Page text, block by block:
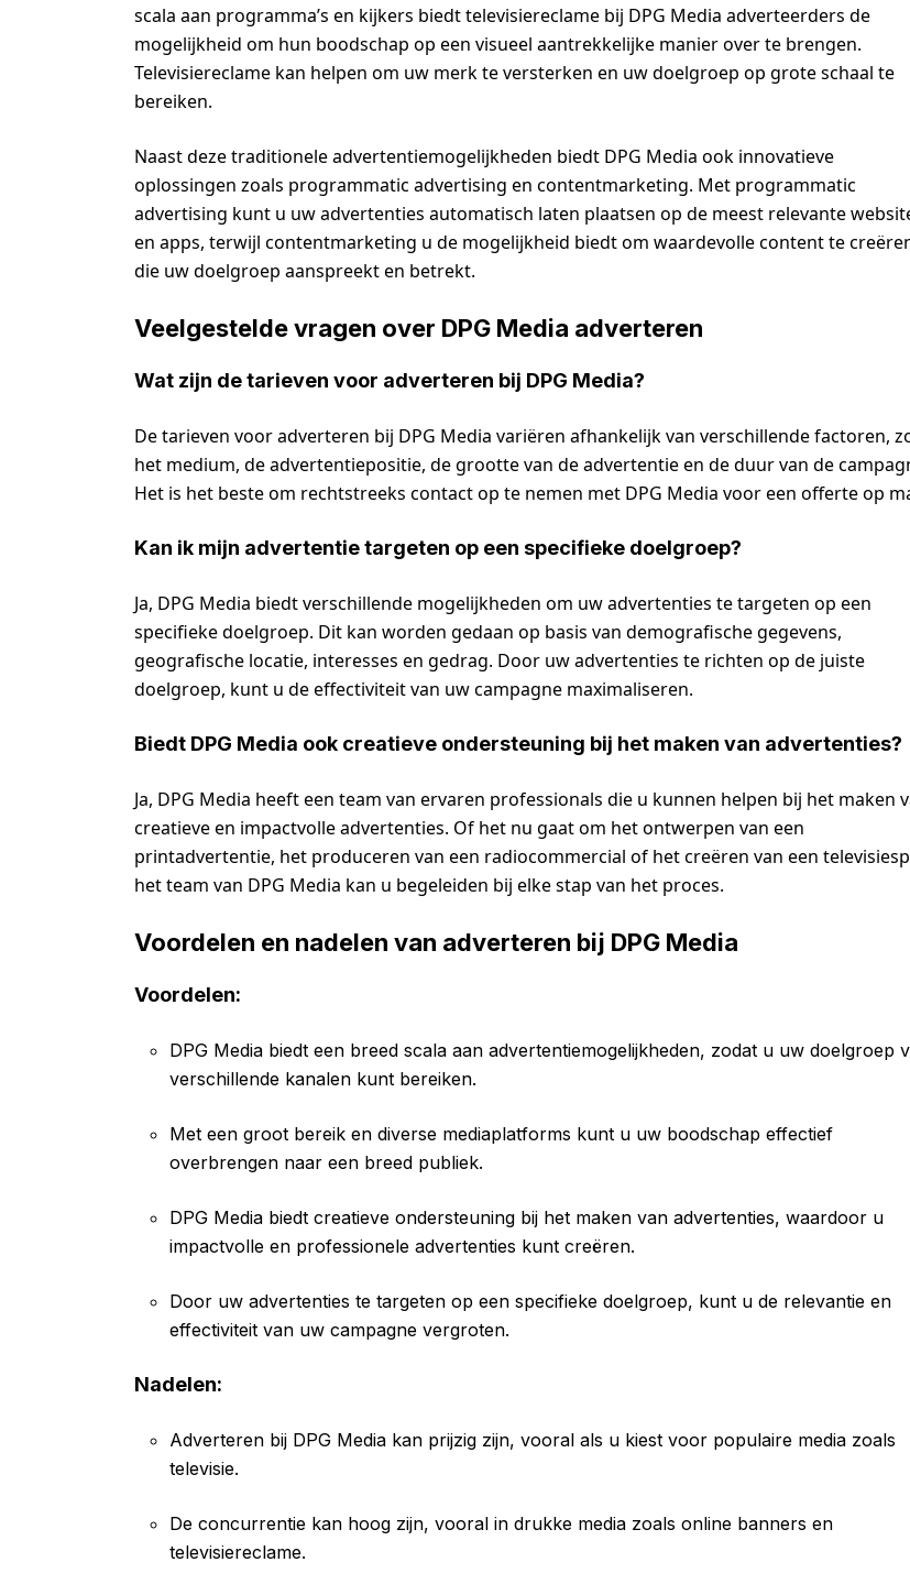
scala aan programma’s en kijkers biedt televisiereclame bij DPG Media adverteerders de
mogelijkheid om hun boodschap op een visueel aantrekkelijke manier over te brengen.
Televisiereclame kan helpen om uw merk te versterken en uw doelgroep op grote schaal te
bereiken.
Naast deze traditionele advertentiemogelijkheden biedt DPG Media ook innovatieve
oplossingen zoals programmatic advertising en contentmarketing. Met programmatic
advertising kunt u uw advertenties automatisch laten plaatsen op de meest relevante
en apps, terwijl contentmarketing u de mogelijkheid biedt om waardevolle content te
die uw doelgroep aanspreekt en betrekt.
Veelgestelde vragen over DPG Media adverteren
Wat zijn de tarieven voor adverteren bij DPG Media?
De tarieven voor adverteren bij DPG Media variëren afhankelijk van verschillende factoren,
het medium, de advertentiepositie, de grootte van de advertentie en de duur van de
Het is het beste om rechtstreeks contact op te nemen met DPG Media voor een offerte op
Kan ik mijn advertentie targeten op een specifieke doelgroep?
Ja, DPG Media biedt verschillende mogelijkheden om uw advertenties te targeten op een
specifieke doelgroep. Dit kan worden gedaan op basis van demografische gegevens,
geografische locatie, interesses en gedrag. Door uw advertenties te richten op de juiste
doelgroep, kunt u de effectiviteit van uw campagne maximaliseren.
Biedt DPG Media ook creatieve ondersteuning bij het maken van advertenties?
Ja, DPG Media heeft een team van ervaren professionals die u kunnen helpen bij het maken
creatieve en impactvolle advertenties. Of het nu gaat om het ontwerpen van een
printadvertentie, het produceren van een radiocommercial of het creëren van een
het team van DPG Media kan u begeleiden bij elke stap van het proces.
Voordelen en nadelen van adverteren bij DPG Media
Voordelen:
DPG Media biedt een breed scala aan advertentiemogelijkheden, zodat u uw doelgroep
verschillende kanalen kunt bereiken.
Met een groot bereik en diverse mediaplatforms kunt u uw boodschap effectief
overbrengen naar een breed publiek.
DPG Media biedt creatieve ondersteuning bij het maken van advertenties, waardoor u
impactvolle en professionele advertenties kunt creëren.
Door uw advertenties te targeten op een specifieke doelgroep, kunt u de relevantie en
effectiviteit van uw campagne vergroten.
Nadelen:
Adverteren bij DPG Media kan prijzig zijn, vooral als u kiest voor populaire media zoals
televisie.
De concurrentie kan hoog zijn, vooral in drukke media zoals online banners en
televisiereclame.